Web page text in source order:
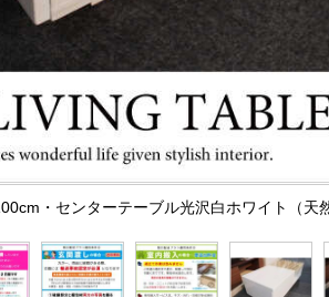
・センターテーブル光沢白ホワイト（天